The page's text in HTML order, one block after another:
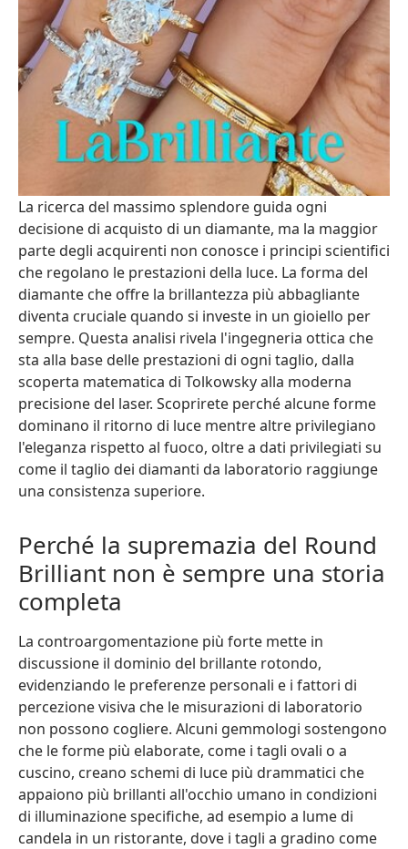
La ricerca del massimo splendore guida ogni
decisione di acquisto di un diamante, ma la maggior
parte degli acquirenti non conosce i principi scientifici
che regolano le prestazioni della luce. La forma del
diamante che offre la brillantezza più abbagliante
diventa cruciale quando si investe in un gioiello per
sempre. Questa analisi rivela l'ingegneria ottica che
sta alla base delle prestazioni di ogni taglio, dalla
scoperta matematica di Tolkowsky alla moderna
precisione del laser. Scoprirete perché alcune forme
dominano il ritorno di luce mentre altre privilegiano
l'eleganza rispetto al fuoco, oltre a dati privilegiati su
come il taglio dei diamanti da laboratorio raggiunge
una consistenza superiore.
Perché la supremazia del Round
Brilliant non è sempre una storia
completa
La controargomentazione più forte mette in
discussione il dominio del brillante rotondo,
evidenziando le preferenze personali e i fattori di
percezione visiva che le misurazioni di laboratorio
non possono cogliere. Alcuni gemmologi sostengono
che le forme più elaborate, come i tagli ovali o a
cuscino, creano schemi di luce più drammatici che
appaiono più brillanti all'occhio umano in condizioni
di illuminazione specifiche, ad esempio a lume di
candela in un ristorante, dove i tagli a gradino come